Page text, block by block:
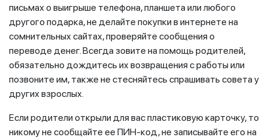
письмах о выигрыше телефона, планшета или любого
другого подарка, не делайте покупки в интернете на
сомнительных сайтах, проверяйте сообщения о
переводе денег. Всегда зовите на помощь родителей,
обязательно дождитесь их возвращения с работы или
позвоните им, также не стесняйтесь спрашивать совета у
других взрослых.
Если родители открыли для вас пластиковую карточку, то
никому не сообщайте ее ПИН-код, не записывайте его на